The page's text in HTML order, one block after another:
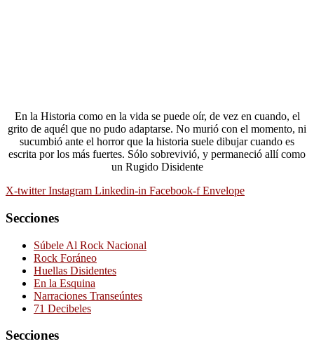
En la Historia como en la vida se puede oír, de vez en cuando, el
grito de aquél que no pudo adaptarse. No murió con el momento, ni
sucumbió ante el horror que la historia suele dibujar cuando es
escrita por los más fuertes. Sólo sobrevivió, y permaneció allí como
un Rugido Disidente
X-twitter Instagram Linkedin-in Facebook-f Envelope
Secciones
Súbele Al Rock Nacional
Rock Foráneo
Huellas Disidentes
En la Esquina
Narraciones Transeúntes
71 Decibeles
Secciones